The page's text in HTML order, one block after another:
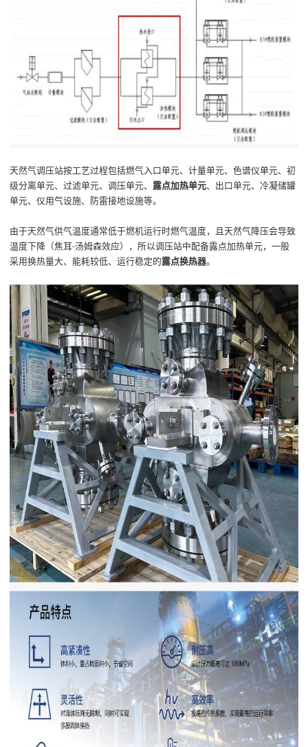
天然气调压站按工艺过程包括燃气入口单元、计量单元、色谱仪单元、初
级分离单元、过滤单元、调压单元、 露点加热单元、 出口单元、冷凝储罐
单元、仪用气设施、防雷接地设施等。
由于天然气供气温度通常低于燃机运行时燃气温度，且天然气降压会导致
温度下降（焦耳-汤姆森效应），所以调压站中配备露点加热单元，一般
采用换热量大、能耗较低、运行稳定的露点换热器。